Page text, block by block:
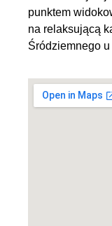
punktem
na relaksującą
Śródziemnego u